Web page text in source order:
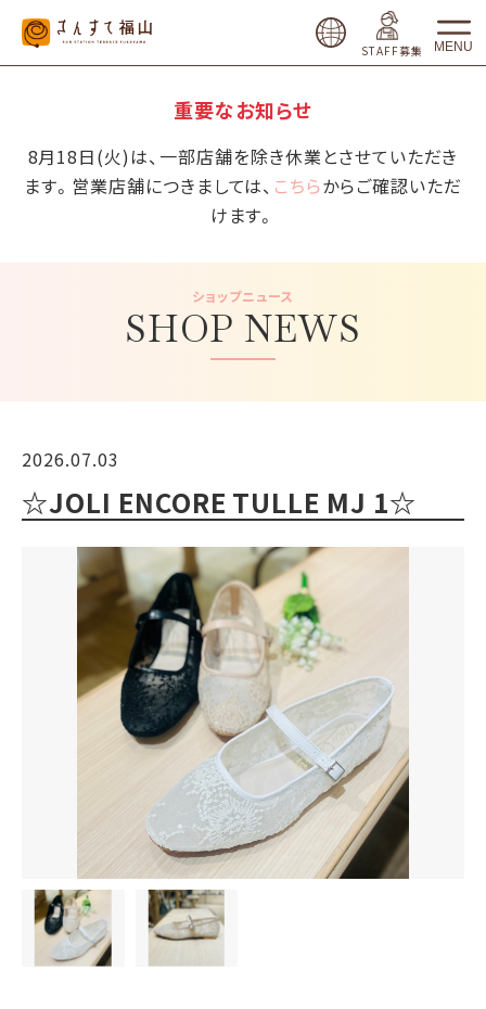
STAFF募集 MENU
重要なお知らせ
8月18日(火)は、一部店舗を除き休業とさせていただき
ます。営業店舗につきましては、 こちらからご確認いただ
けます。
SHOP NEWS
ショップニュース
2026.07.03
☆JOLI ENCORE TULLE MJ 1☆